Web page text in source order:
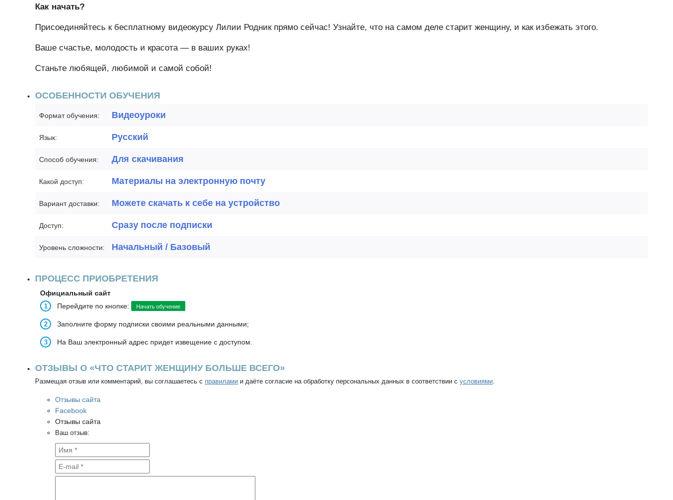
Как начать?
Присоединяйтесь к бесплатному видеокурсу Лилии Родник прямо сейчас! Узнайте, что на самом деле старит женщину, и как избежать этого.
Ваше счастье, молодость и красота — в ваших руках!
Станьте любящей, любимой и самой собой!
ОСОБЕННОСТИ ОБУЧЕНИЯ
Формат обучения: Видеоуроки
Язык: Русский
Способ обучения: Для скачивания
Какой доступ: Материалы на электронную почту
Вариант доставки: Можете скачать к себе на устройство
Доступ: Сразу после подписки
Уровень сложности: Начальный / Базовый
ПРОЦЕСС ПРИОБРЕТЕНИЯ
Официальный сайт
Перейдите по кнопке:
Начать обучение
Заполните форму подписки своими реальными данными;
На Ваш электронный адрес придет извещение с доступом.
ОТЗЫВЫ О «ЧТО СТАРИТ ЖЕНЩИНУ БОЛЬШЕ ВСЕГО»
Размещая отзыв или комментарий, вы соглашаетесь с правилами и даёте согласие на обработку персональных данных в соответствии с условиями.
Отзывы сайта
Facebook
Отзывы сайта
Ваш отзыв: